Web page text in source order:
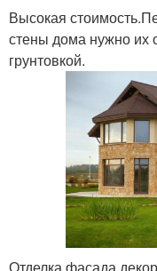
Высокая
стены дома нужно их
грунтовкой.